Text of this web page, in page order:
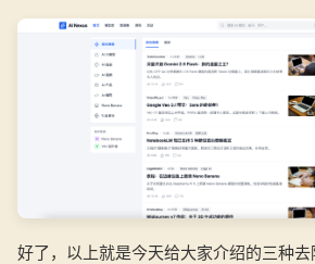
好了，以上就是今天给大家介绍的三种